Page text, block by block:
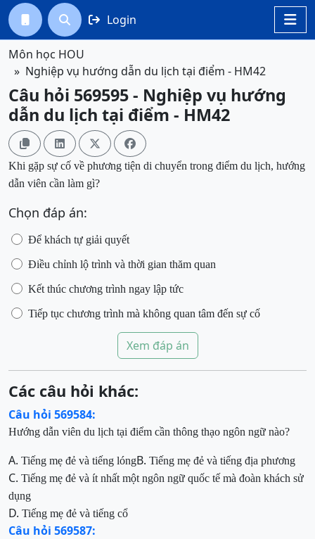

  Login
Môn học HOU
Nghiệp vụ hướng dẫn du lịch tại điểm - HM42
Câu hỏi 569595 - Nghiệp vụ hướng
dẫn du lịch tại điểm - HM42
   
Khi gặp sự cố về phương tiện di chuyển trong điểm du lịch, hướng
dẫn viên cần làm gì?
Chọn đáp án:
Để khách tự giải quyết
Điều chỉnh lộ trình và thời gian thăm quan
Kết thúc chương trình ngay lập tức
Tiếp tục chương trình mà không quan tâm đến sự cố
Xem đáp án
Các câu hỏi khác:
Câu hỏi 569584:
Hướng dẫn viên du lịch tại điểm cần thông thạo ngôn ngữ nào?
A. Tiếng mẹ đẻ và tiếng lóngB. Tiếng mẹ đẻ và tiếng địa phương
C. Tiếng mẹ đẻ và ít nhất một ngôn ngữ quốc tế mà đoàn khách sử
dụng
D. Tiếng mẹ đẻ và tiếng cổ
Câu hỏi 569587: